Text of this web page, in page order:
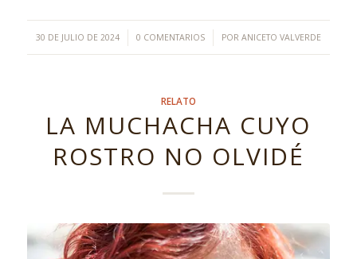
30 DE JULIO DE 2024
/ 0 COMENTARIOS
/ POR ANICETO VALVERDE
RELATO
LA MUCHACHA CUYO
ROSTRO NO OLVIDÉ